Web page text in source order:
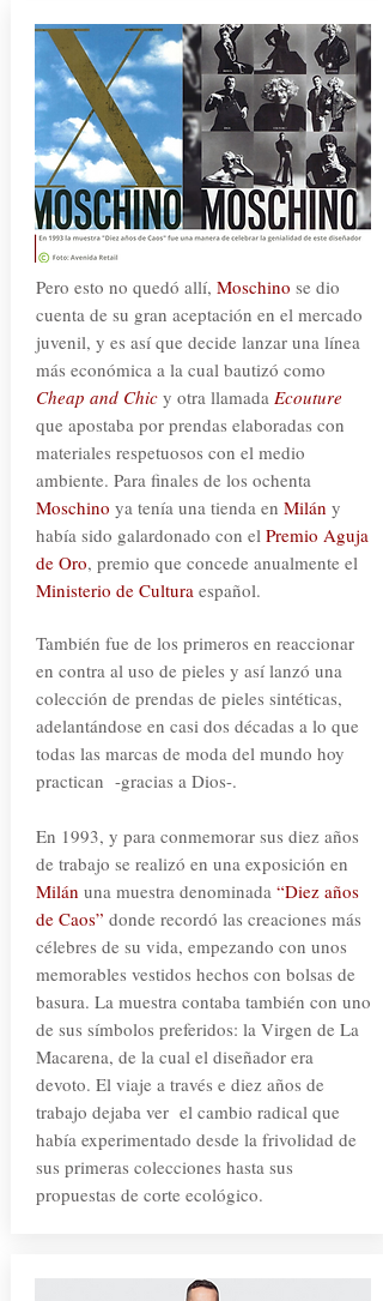
Pero esto no quedó allí, Moschino se dio
cuenta de su gran aceptación en el mercado
juvenil, y es así que decide lanzar una línea
más económica a la cual bautizó como
Cheap and Chicy otra llamada Ecouture
que apostaba por prendas elaboradas con
materiales respetuosos con el medio
ambiente. Para finales de los ochenta
Moschino ya tenía una tienda en Milán y
había sido galardonado con el Premio Aguja
de Oro, premio que concede anualmente el
Ministerio de Culturaespañol.
También fue de los primeros en reaccionar
en contra al uso de pieles y así lanzó una
colección de prendas de pieles sintéticas,
adelantándose en casi dos décadas a lo que
todas las marcas de moda del mundo hoy
practican -gracias a Dios-.
En 1993, y para conmemorar sus diez años
de trabajo se realizó en una exposición en
Milán una muestra denominada “Diez años
de Caos” donde recordó las creaciones más
célebres de su vida, empezando con unos
memorables vestidos hechos con bolsas de
basura. La muestra contaba también con uno
de sus símbolos preferidos: la Virgen de La
Macarena, de la cual el diseñador era
devoto. El viaje a través e diez años de
trabajo dejaba ver el cambio radical que
había experimentado desde la frivolidad de
sus primeras colecciones hasta sus
propuestas de corte ecológico.